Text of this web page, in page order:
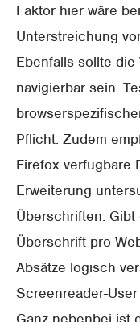
Faktor hier wäre
Unterstreichung
Ebenfalls sollte die
navigierbar sein.
Pflicht. Zudem
Firefox verfügbare
Erweiterung
Überschriften.
Überschrift pro
Absätze logisch
Screenreader-